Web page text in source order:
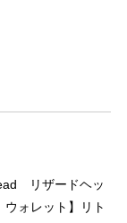
リザードヘッ
ォレット】リト